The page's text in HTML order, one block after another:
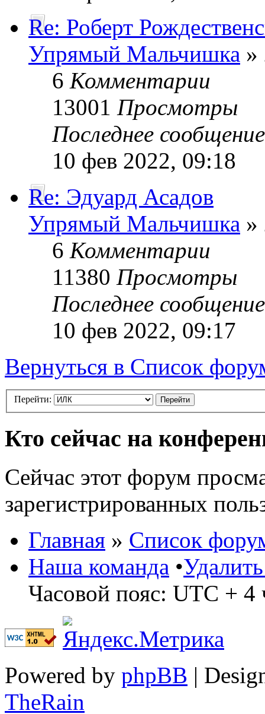
Re: Роберт
Упрямый Мальчишка »
6 Комментарии
13001 Просмотры
Последнее
10 фев 2022, 09:18
Re: Эдуард Асадов
Упрямый Мальчишка »
6 Комментарии
11380 Просмотры
Последнее
10 фев 2022, 09:17
Вернуться в Список
Перейти:
Кто сейчас на
Сейчас этот форум
зарегистрированных
Главная » Список
Наша команда •
Часовой пояс: UTC + 4
Powered by phpBB |
TheRain